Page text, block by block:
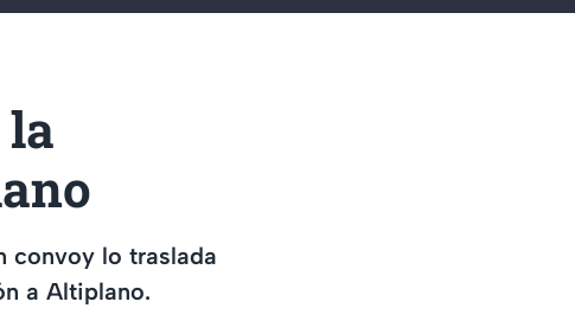
la
convoy lo traslada
a Altiplano.